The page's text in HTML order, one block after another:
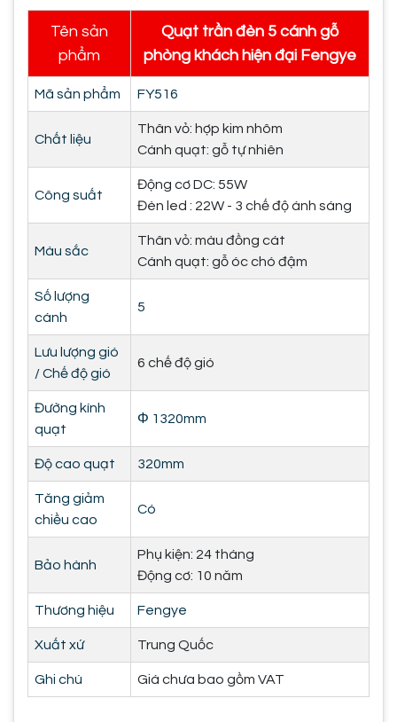
Tên sản
phẩm
Quạt trần đèn 5 cánh gỗ
phòng khách hiện đại Fengye
Mã sản phẩm FY516
Chất liệu
Thân vỏ: hợp kim nhôm
Cánh quạt: gỗ tự nhiên
Công suất
Động cơ DC: 55W
Đèn led : 22W - 3 chế độ ánh sáng
Màu sắc
Thân vỏ: màu đồng cát
Cánh quạt: gỗ óc chó đậm
Số lượng
cánh
5
Lưu lượng gió
/ Chế độ gió
6 chế độ gió
Đường kính
quạt
Φ 1320mm
Độ cao quạt 320mm
Tăng giảm
chiều cao
Có
Bảo hành
Phụ kiện: 24 tháng
Động cơ: 10 năm
Thương hiệu Fengye
Xuất xứ Trung Quốc
Ghi chú Giá chưa bao gồm VAT